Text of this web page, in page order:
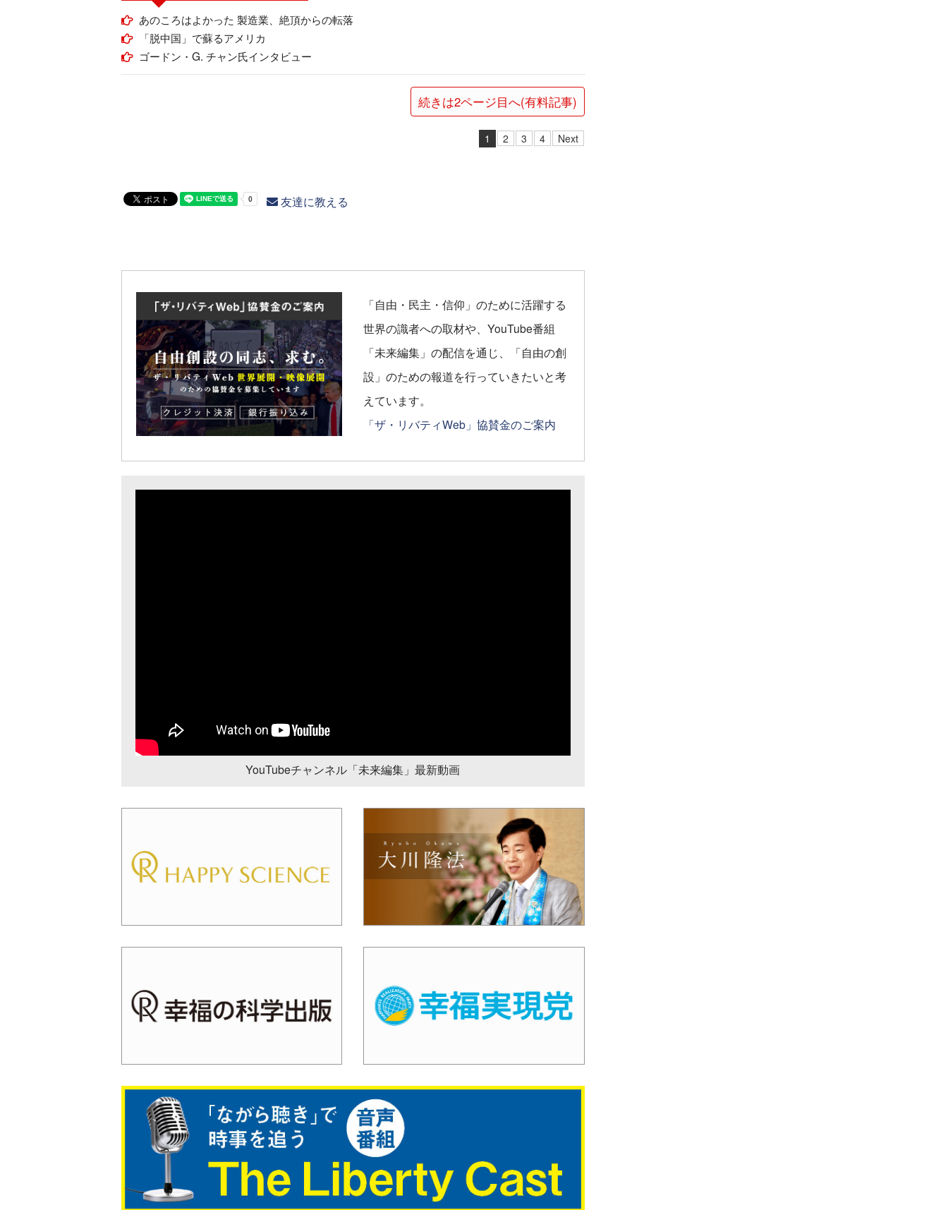
あのころはよかった 製造業、絶頂からの転落
「脱中国」で蘇るアメリカ
ゴードン・G. チャン氏インタビュー
続きは2ページ目へ(有料記事)
1 2 3 4 Next
友達に教える
「自由・民主・信仰」のために活躍する
世界の識者への取材や、YouTube番組
「未来編集」の配信を通じ、「自由の創
設」のための報道を行っていきたいと考
えています。
「ザ・リバティWeb」協賛金のご案内
YouTubeチャンネル「未来編集」最新動画